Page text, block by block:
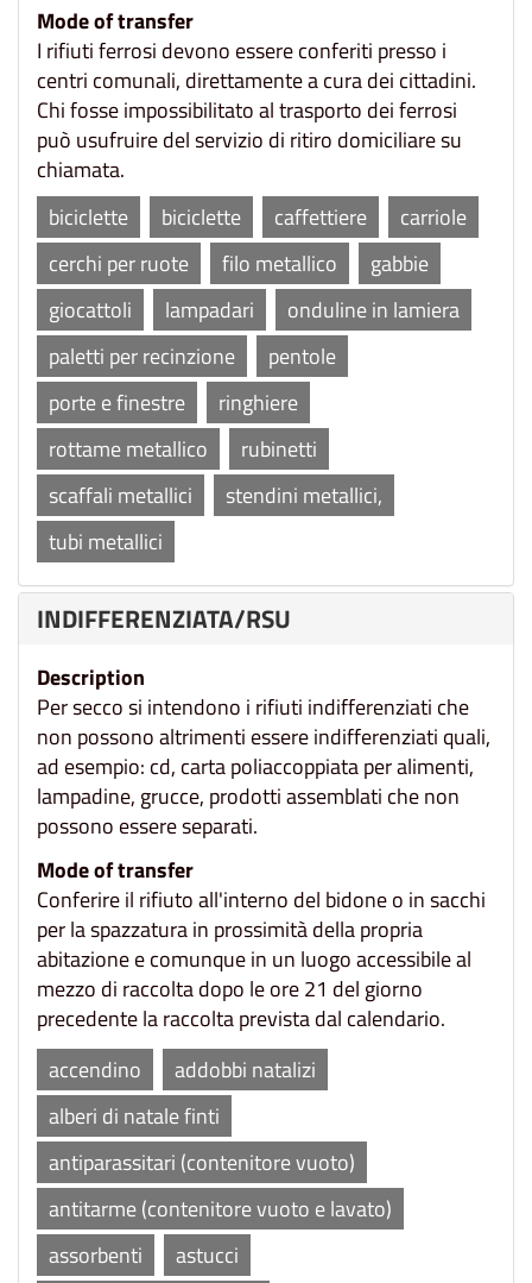
Mode of transfer
I rifiuti ferrosi devono essere conferiti presso i
centri comunali, direttamente a cura dei cittadini.
Chi fosse impossibilitato al trasporto dei ferrosi
può usufruire del servizio di ritiro domiciliare su
chiamata.
biciclette
biciclette caffettiere
carriole
cerchi per ruote
filo metallico
gabbie
giocattoli
lampadari
onduline in lamiera
paletti per recinzione
pentole
porte e finestre
ringhiere
rottame metallico
rubinetti
scaffali metallici
stendini metallici,
tubi metallici
INDIFFERENZIATA/RSU
Description
Per secco si intendono i rifiuti indifferenziati che
non possono altrimenti essere indifferenziati quali,
ad esempio: cd, carta poliaccoppiata per alimenti,
lampadine, grucce, prodotti assemblati che non
possono essere separati.
Mode of transfer
Conferire il rifiuto all'interno del bidone o in sacchi
per la spazzatura in prossimità della propria
abitazione e comunque in un luogo accessibile al
mezzo di raccolta dopo le ore 21 del giorno
precedente la raccolta prevista dal calendario.
accendino
addobbi natalizi
alberi di natale finti
antiparassitari (contenitore vuoto)
antitarme (contenitore vuoto e lavato)
assorbenti
astucci